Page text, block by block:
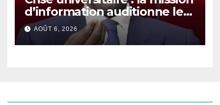
d’information auditionne le
ministre Boubacar Camara.
AOÛT 6, 2026